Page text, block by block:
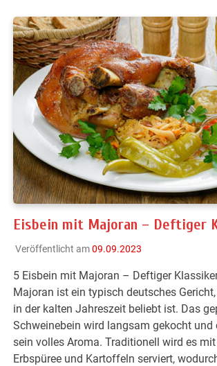
Eisbein mit Majoran – Deftiger
Veröffentlicht am09.09.2023
5 Eisbein mit Majoran – Deftiger
Majoran ist ein typisch deutsches
in der kalten Jahreszeit beliebt ist. Das
Schweinebein wird langsam gekocht und
sein volles Aroma. Traditionell wird es
Erbspüree und Kartoffeln serviert,